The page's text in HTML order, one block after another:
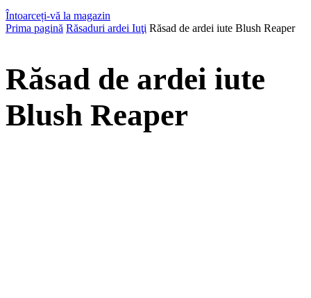
Întoarceți-vă la magazin
Prima pagină Răsaduri ardei Iuţi Răsad de ardei iute Blush Reaper
Răsad de ardei iute
Blush Reaper